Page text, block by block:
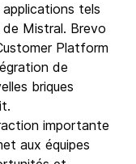
tels
Mistral. Brevo
Platform
de
briques
importante
aux équipes